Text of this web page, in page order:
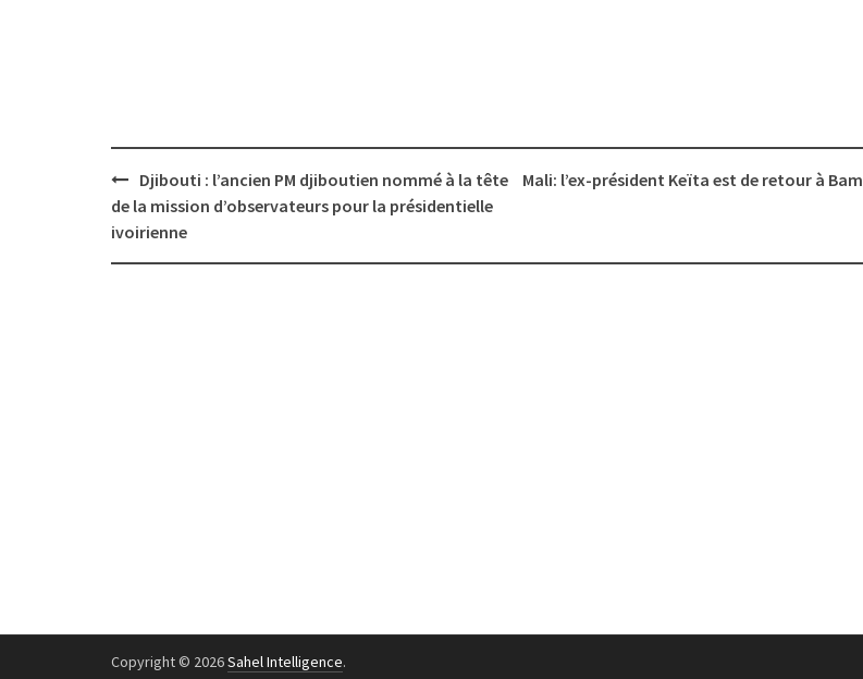
Post
navigation
Djibouti : l’ancien PM djiboutien nommé à la tête
de la mission d’observateurs pour la présidentielle
ivoirienne
Mali: l’ex-président Keïta est de retour à
Copyright © 2026Sahel Intelligence.